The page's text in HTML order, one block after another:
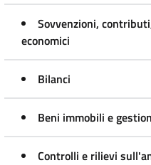
Sovvenzioni,
economici
Bilanci
Beni immobili e
Controlli e rilievi